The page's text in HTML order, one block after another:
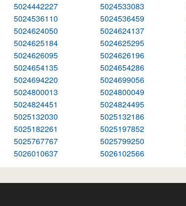
5024442227 5024533083
5024536110 5024536459
5024624050 5024624137
5024625184 5024625295
5024626095 5024626196
5024654135 5024654286
5024694220 5024699056
5024800013 5024800049
5024824451 5024824495
5025132030 5025132186
5025182261 5025197852
5025767767 5025799250
5026010637 5026102566